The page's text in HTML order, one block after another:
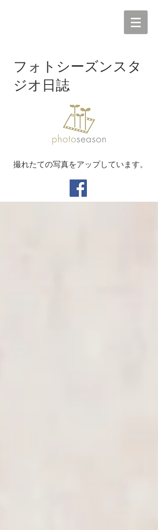
フォトシーズンスタ
ジオ日誌
撮れたての写真をアップしています。